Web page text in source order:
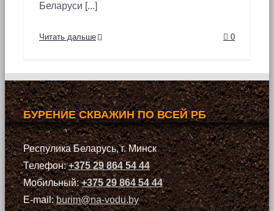
Беларуси [...]
Читать дальше 0
БУРЕНИЕ СКВАЖИН ПО ВСЕЙ РБ
Респулика Беларусь, г. Минск
Телефон:+375 29 864 54 44
Мобильный:+375 29 864 54 44
E-mail:burim@na-vodu.by